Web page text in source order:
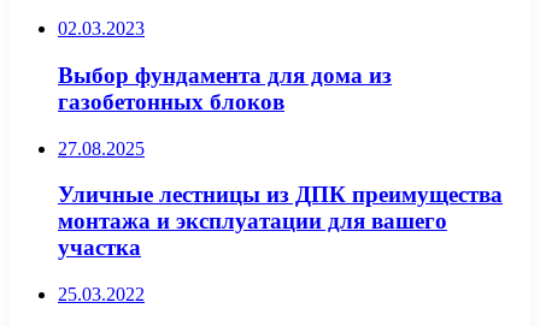
02.03.2023
Выбор фундамента для дома из
газобетонных блоков
27.08.2025
Уличные лестницы из ДПК преимущества
монтажа и эксплуатации для вашего
участка
25.03.2022